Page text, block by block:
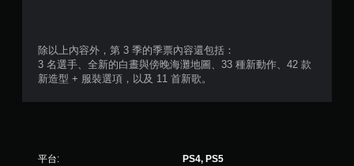
，
共
除以上內容外，第 3 季的季票內容還包括：
3 名選手、全新的白晝與傍晚海灘地圖、33 種新動作、42 款
新造型 + 服裝選項，以及 11 首新歌。
平台: PS4, PS5